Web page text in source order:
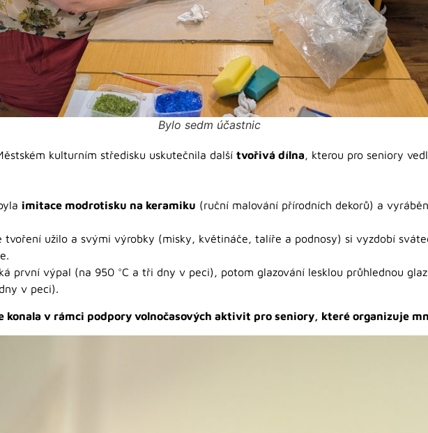
Bylo sedm účastnic
kulturním středisku uskutečnila další tvořivá dílna, kterou pro seniory
imitace modrotisku na keramiku (ruční malování přírodních dekorů) a
tvoření užilo a svými výrobky (misky, květináče, talíře a podnosy) si vyzdobí
první výpal (na 950 °C a tři dny v peci), potom glazování lesklou průhlednou
v peci).
konala v rámci podpory volnočasových aktivit pro seniory, které organizuje